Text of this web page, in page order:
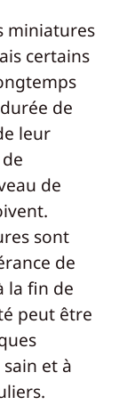
miniatures
certains
de
leur
de
sont
de
la fin de
peut être
et à